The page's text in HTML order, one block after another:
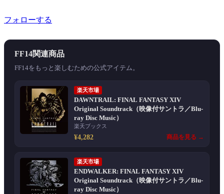
フォローする
FF14関連商品
FF14をもっと楽しむための公式アイテム。
楽天市場
DAWNTRAIL: FINAL FANTASY XIV
Original Soundtrack（映像付サントラ／Blu-
ray Disc Music）
楽天ブックス
¥4,282 商品を見る →
楽天市場
ENDWALKER: FINAL FANTASY XIV
Original Soundtrack（映像付サントラ／Blu-
ray Disc Music）